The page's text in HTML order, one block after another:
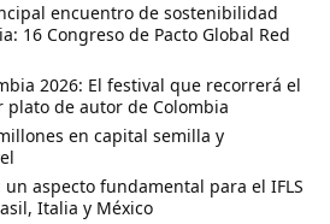
encuentro de sostenibilidad
16 Congreso de Pacto Global Red
2026: El festival que recorrerá el
plato de autor de Colombia
en capital semilla y
aspecto fundamental para el IFLS
Italia y México